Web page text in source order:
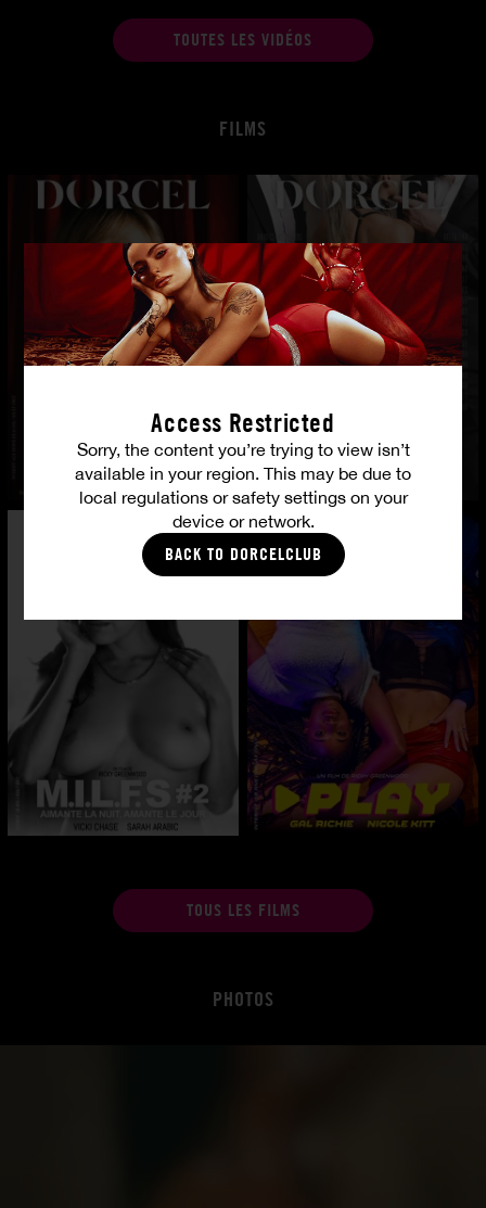
Access Restricted
Sorry, the content you’re trying to view isn’t
available in your region. This may be due to
local regulations or safety settings on your
device or network.
BACK TO DORCELCLUB
TOUTES LES VIDÉOS
FILMS
TOUS LES FILMS
PHOTOS